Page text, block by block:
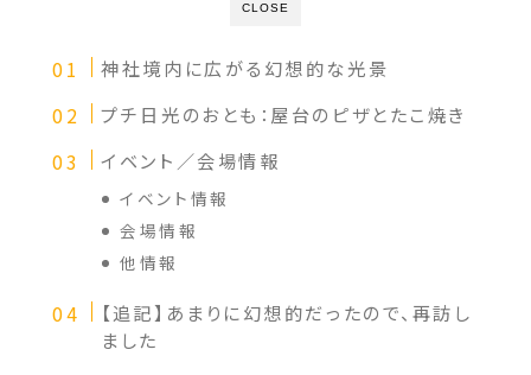
CLOSE
神社境内に広がる幻想的な光景
プチ日光のおとも：屋台のピザとたこ焼き
イベント／会場情報
イベント情報
会場情報
他情報
【追記】あまりに幻想的だったので、再訪し
ました